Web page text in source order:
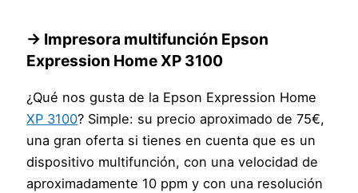
→ Impresora multifunción Epson
Expression Home XP 3100
¿Qué nos gusta de la Epson Expression Home
XP 3100? Simple: su precio aproximado de 75€,
una gran oferta si tienes en cuenta que es un
dispositivo multifunción, con una velocidad de
aproximadamente 10 ppm y con una resolución